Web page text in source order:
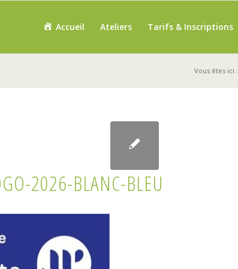
Accueil Ateliers Tarifs & Inscriptions
Vous êtes ici :
2026-BLANC-BLEU